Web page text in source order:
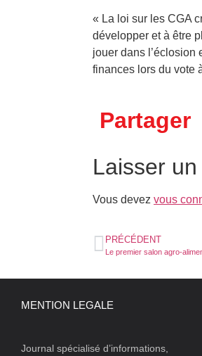
« La loi sur les CGA
développer et à être
jouer dans l’éclosion
finances lors du vote
Partager
Laisser
Vous devez vous
PRÉCÉDENT
MENTION LEGALE
Journal spécialisé d’informations,